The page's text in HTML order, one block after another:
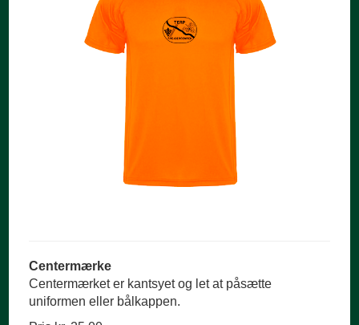
Centermærke
Centermærket er kantsyet og let at påsætte
uniformen eller bålkappen.